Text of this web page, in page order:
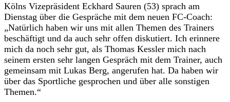
Kölns Vizepräsident Eckhard Sauren (53) sprach am
Dienstag über die Gespräche mit dem neuen FC-Coach:
„Natürlich haben wir uns mit allen Themen des Trainers
beschäftigt und da auch sehr offen diskutiert. Ich erinnere
mich da noch sehr gut, als Thomas Kessler mich nach
seinem ersten sehr langen Gespräch mit dem Trainer, auch
gemeinsam mit Lukas Berg, angerufen hat. Da haben wir
über das Sportliche gesprochen und über alle sonstigen
Themen.“